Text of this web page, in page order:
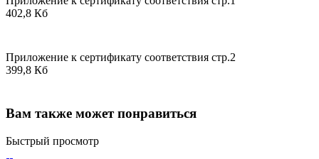
402,8 Кб
Приложение к сертификату соответствия стр.2
399,8 Кб
Вам также может понравиться
Быстрый просмотр